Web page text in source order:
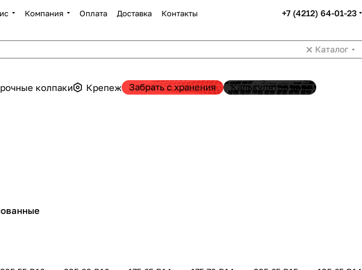
Компания Оплата Доставка Контакты +7 (4212) 64-01-23
Каталог
колпаки Крепеж Забрать с хранения Калькулятор шин